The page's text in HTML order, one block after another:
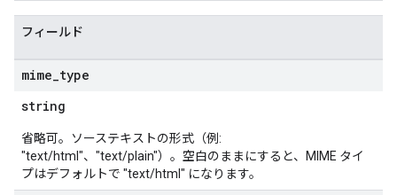
フィールド
mime type
string
省略可。ソーステキストの形式（例:
"text/html"、"text/plain"）。空白のままにすると、MIME タイ
プはデフォルトで "text/html" になります。